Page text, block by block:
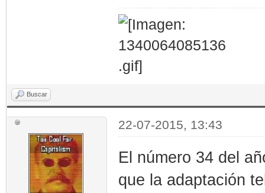
Buscar
22-07-2015, 13:43
El número 34 del
que la adaptación